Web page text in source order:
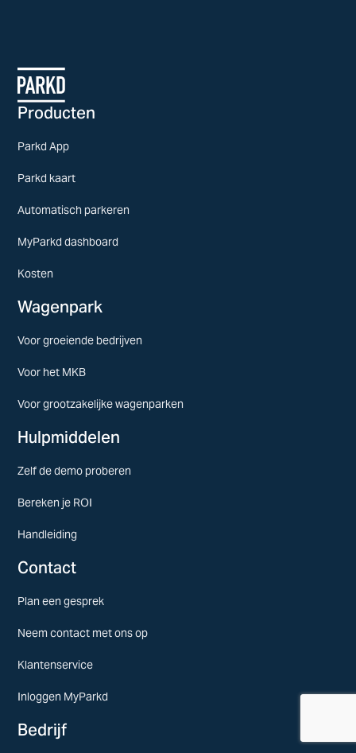
Producten
Parkd App
Parkd kaart
Automatisch parkeren
MyParkd dashboard
Kosten
Wagenpark
Voor groeiende bedrijven
Voor het MKB
Voor grootzakelijke wagenparken
Hulpmiddelen
Zelf de demo proberen
Bereken je ROI
Handleiding
Contact
Plan een gesprek
Neem contact met ons op
Klantenservice
Inloggen MyParkd
Bedrijf